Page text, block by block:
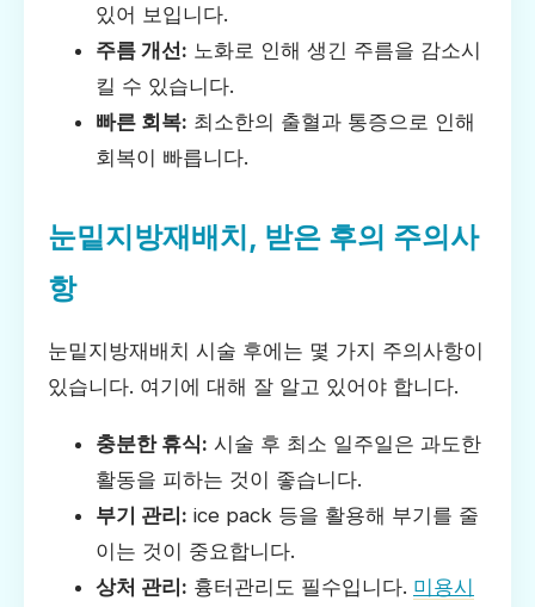
있어 보입니다.
주름 개선: 노화로 인해 생긴 주름을 감소시
킬 수 있습니다.
빠른 회복: 최소한의 출혈과 통증으로 인해
회복이 빠릅니다.
눈밑지방재배치, 받은 후의 주의사
항
눈밑지방재배치 시술 후에는 몇 가지 주의사항이
있습니다. 여기에 대해 잘 알고 있어야 합니다.
충분한 휴식: 시술 후 최소 일주일은 과도한
활동을 피하는 것이 좋습니다.
부기 관리: ice pack 등을 활용해 부기를 줄
이는 것이 중요합니다.
상처 관리: 흉터관리도 필수입니다. 미용시